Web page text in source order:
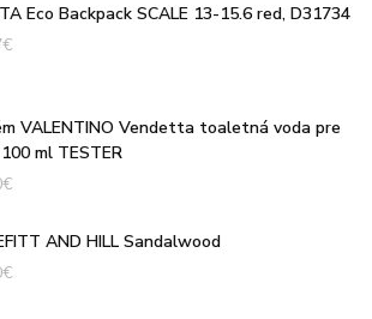
Eco Backpack SCALE 13-15.6 red, D31734
€
VALENTINO Vendetta toaletná voda pre
ml TESTER
€
AND HILL Sandalwood
€